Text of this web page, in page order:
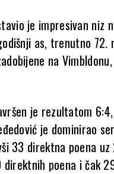
je impresivan niz
as, trenutno 72.
na
je rezultatom
je dominirao
33 direktna poena uz
poena i čak